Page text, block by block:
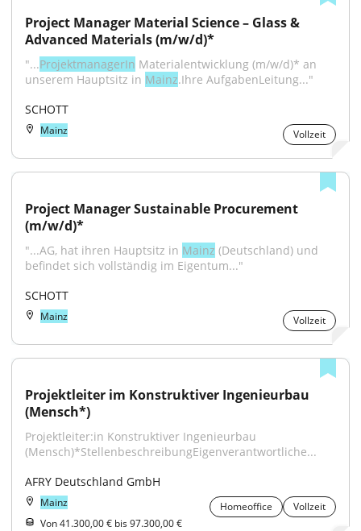
Project Manager Material Science – Glass &
Advanced Materials (m/w/d)*
"...ProjektmanagerIn Materialentwicklung (m/w/d)* an
unserem Hauptsitz in Mainz.Ihre AufgabenLeitung..."
SCHOTT
Mainz Vollzeit
Project Manager Sustainable Procurement
(m/w/d)*
"...AG, hat ihren Hauptsitz in Mainz (Deutschland) und
befindet sich vollständig im Eigentum..."
SCHOTT
Mainz Vollzeit
Projektleiter im Konstruktiver Ingenieurbau
(Mensch*)
Projektleiter:in Konstruktiver Ingenieurbau
(Mensch)*StellenbeschreibungEigenverantwortliche...
AFRY Deutschland GmbH
Mainz Homeoffice
Vollzeit
Von 41.300,00 € bis 97.300,00 €